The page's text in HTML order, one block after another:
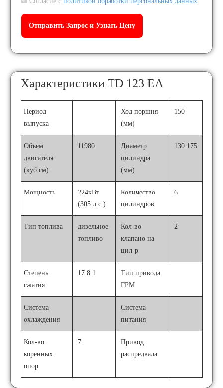
Характеристики TD 123 EA
Период
выпуска
Ход поршня
(мм)
150
Объем
двигателя
(куб.см)
11980
Диаметр
цилиндра
(мм)
130.175
Мощность
224кВт
(305 л.с.)
Количество
цилиндров
6
Тип топлива
дизельное
топливо
Кол-во
клапано на
цил-р
2
Степень
сжатия
17.8:1
Тип привода
ГРМ
Система
охлаждения
Система
питания
Кол-во
коренных
опор
7
Привод
распредвала